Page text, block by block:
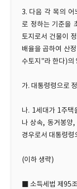
3. 다음 각 목의 어
로 정하는 기준을
토지로서 건물이
배율을 곱하여 산
수토지"라 한다)의
가. 대통령령으로
나. 1세대가 1주택
나 상속, 동거봉양
경우로서 대통령령
(이하 생략)
■ 소득세법 제95